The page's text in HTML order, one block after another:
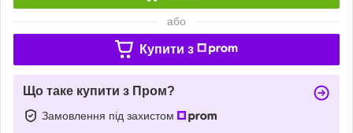
або
Купити з
Що таке купити з Пром?
Замовлення під захистом